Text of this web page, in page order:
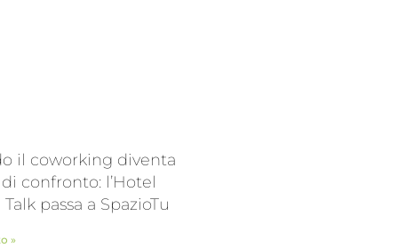
il coworking diventa
confronto: l’Hotel
passa a SpazioTu
»